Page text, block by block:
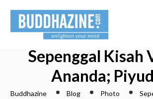
Sepenggal Kisah
Ananda;
Buddhazine Blog Photo